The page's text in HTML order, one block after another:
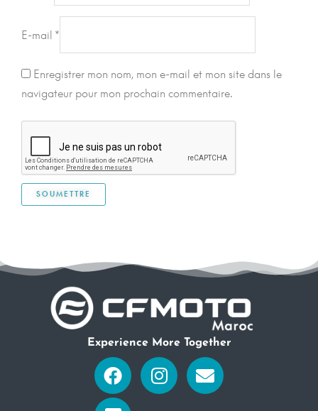
E-mail *
Enregistrer mon nom, mon e-mail et mon site dans le
navigateur pour mon prochain commentaire.
Experience More Together
FacebookInstagramEnvelope
Youtube-
square